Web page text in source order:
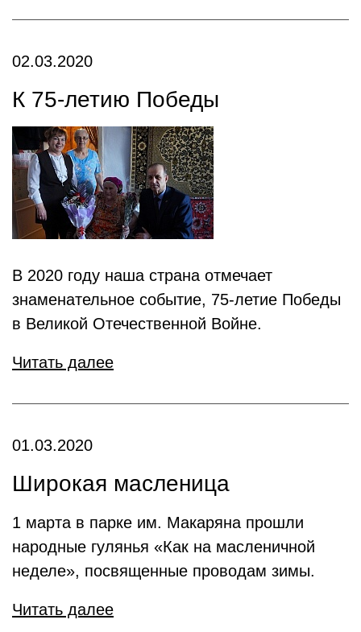
02.03.2020
К 75-летию Победы
В 2020 году наша страна отмечает
знаменательное событие, 75-летие Победы
в Великой Отечественной Войне.
Читать далее
01.03.2020
Широкая масленица
1 марта в парке им. Макаряна прошли
народные гулянья «Как на масленичной
неделе», посвященные проводам зимы.
Читать далее